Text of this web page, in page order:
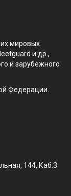
мировых
и др.,
и зарубежного
Федерации.
144, Каб.3